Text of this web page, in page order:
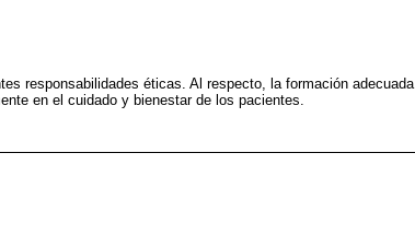
responsabilidades éticas. Al respecto, la formación adecuada
en el cuidado y bienestar de los pacientes.